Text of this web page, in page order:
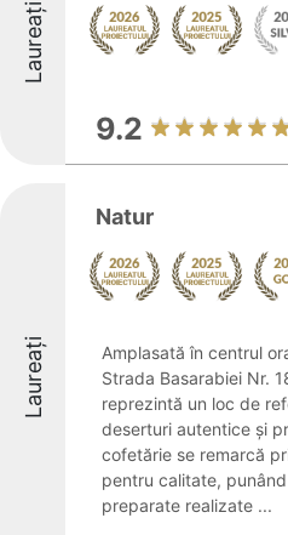
Laureați
9.2
Laureați
Natur
Amplasată în centrul
Strada Basarabiei Nr.
reprezintă un loc de
deserturi autentice și
cofetărie se remarcă
pentru calitate,
preparate realizate ...